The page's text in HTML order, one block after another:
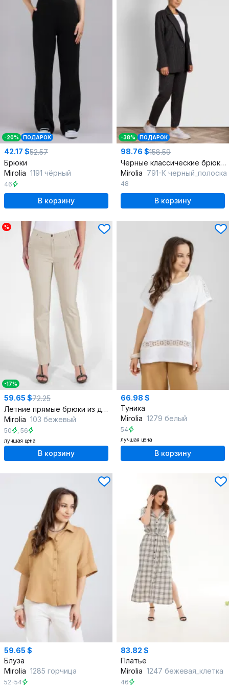
-20% ПОДАРОК
42.17 $52.57
Брюки
Mirolia 1191 чёрный
46
В корзину
-38% ПОДАРОК
98.76 $158.59
Черные классические брюки 7/8 с карманами и резинкой
Mirolia 791-К черный_полоска
48
В корзину
%
-17%
59.65 $72.25
Летние прямые брюки из джинса без пояса
Mirolia 103 бежевый
50 , 56
лучшая цена
В корзину
66.98 $
Туника
Mirolia 1279 белый
54
лучшая цена
В корзину
59.65 $
Блуза
Mirolia 1285 горчица
52-54
83.82 $
Платье
Mirolia 1247 бежевая_клетка
46